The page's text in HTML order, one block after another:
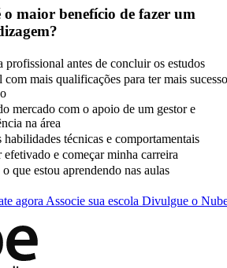
o maior benefício de fazer um
profissional antes de concluir os estudos
mais qualificações para ter mais sucesso
mercado com o apoio de um gestor e
na área
técnicas e comportamentais
efetivado e começar minha carreira
que estou aprendendo nas aulas
agora Associe sua escola Divulgue o